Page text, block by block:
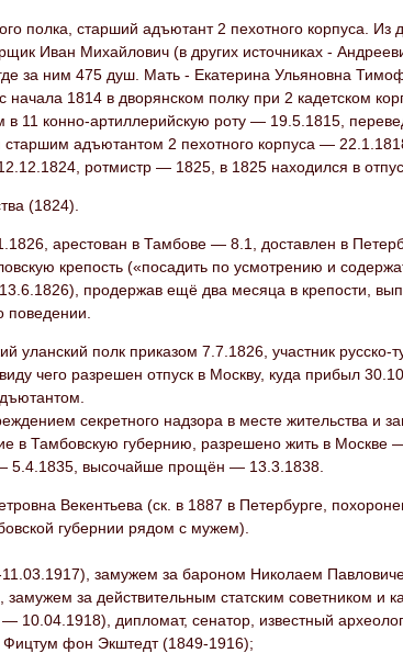
полка, старший адъютант 2 пехотного корпуса. Из
Иван Михайлович (в других источниках -
за ним 475 душ. Мать - Екатерина Ульяновна
1814 в дворянском полку при 2 кадетском
11 конно-артиллерийскую роту — 19.5.1815,
старшим адъютантом 2 пехотного корпуса —
ротмистр — 1825, в 1825 находился в
(1824).
арестован в Тамбове — 8.1, доставлен в
крепость («посадить по усмотрению и
продержав ещё два месяца в крепости,
поведении.
уланский полк приказом 7.7.1826, участник
чего разрешен отпуск в Москву, куда прибыл
секретного надзора в месте жительства
в Тамбовскую губернию, разрешено жить в Москве
5.4.1835, высочайше прощён — 13.3.1838.
Векентьева (ск. в 1887 в Петербурге,
губернии рядом с мужем).
замужем за бароном Николаем
за действительным статским советником
10.04.1918), дипломат, сенатор, известный
Фицтум фон Экштедт (1849-1916);